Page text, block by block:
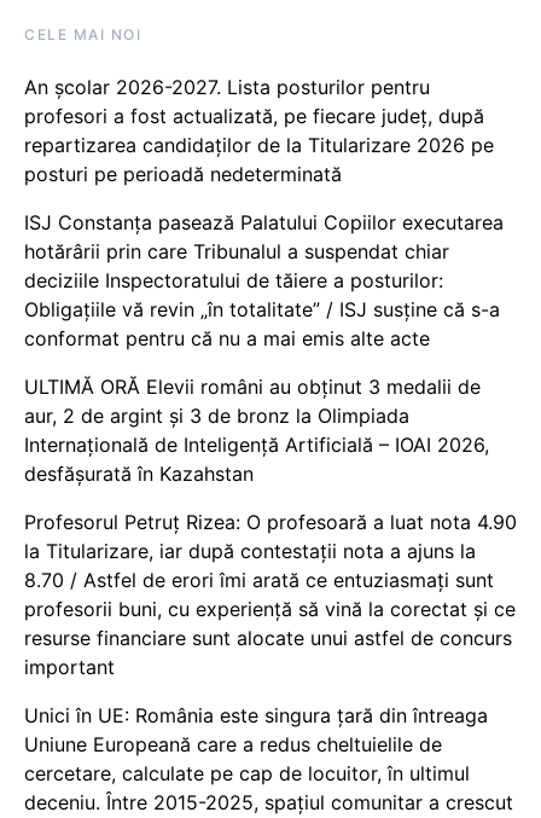
CELE MAI NOI
An școlar 2026-2027. Lista posturilor pentru
profesori a fost actualizată, pe fiecare județ, după
repartizarea candidaților de la Titularizare 2026 pe
posturi pe perioadă nedeterminată
ISJ Constanța pasează Palatului Copiilor executarea
hotărârii prin care Tribunalul a suspendat chiar
deciziile Inspectoratului de tăiere a posturilor:
Obligațiile vă revin „în totalitate” / ISJ susține că s-a
conformat pentru că nu a mai emis alte acte
ULTIMĂ ORĂ Elevii români au obținut 3 medalii de
aur, 2 de argint și 3 de bronz la Olimpiada
Internațională de Inteligență Artificială – IOAI 2026,
desfășurată în Kazahstan
Profesorul Petruț Rizea: O profesoară a luat nota 4.90
la Titularizare, iar după contestații nota a ajuns la
8.70 / Astfel de erori îmi arată ce entuziasmați sunt
profesorii buni, cu experiență să vină la corectat și ce
resurse financiare sunt alocate unui astfel de concurs
important
Unici în UE: România este singura țară din întreaga
Uniune Europeană care a redus cheltuielile de
cercetare, calculate pe cap de locuitor, în ultimul
deceniu. Între 2015-2025, spațiul comunitar a crescut